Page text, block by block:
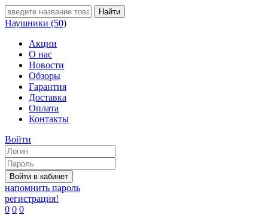
Наушники (50)
Акции
О нас
Новости
Обзоры
Гарантия
Доставка
Оплата
Контакты
Войти
напомнить пароль
регистрация!
0 0 0